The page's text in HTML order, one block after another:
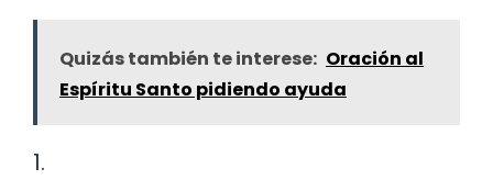
Quizás también te interese: Oración al
Espíritu Santo pidiendo ayuda
1.